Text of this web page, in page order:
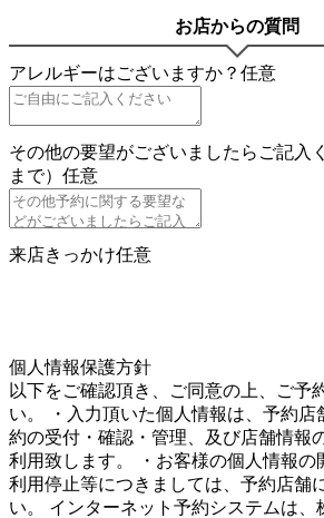
お店からの質問
アレルギーはございますか？ 任意
その他の要望がございましたらご記入
まで） 任意
来店きっかけ任意
個人情報保護方針
以下をご確認頂き、ご同意の上、ご予
い。 ・入力頂いた個人情報は、予約店
約の受付・確認・管理、及び店舗情報
利用致します。 ・お客様の個人情報の
利用停止等につきましては、予約店舗
い。 インターネット予約システムは、